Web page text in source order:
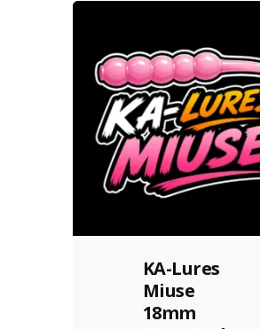
KA-Lures
Miuse
18mm